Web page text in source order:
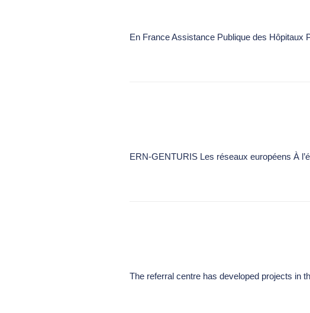
En France Assistance Publique des
ERN-GENTURIS Les réseaux européens À
The referral centre has developed projects in